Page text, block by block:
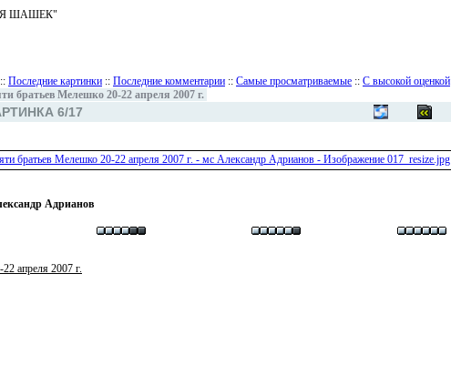
ШАШЕК"
:: Последние картинки :: Последние комментарии :: Самые просматриваемые :: С высокой оценкой
братьев Мелешко 20-22 апреля 2007 г.
6/17
Адрианов
апреля 2007 г.